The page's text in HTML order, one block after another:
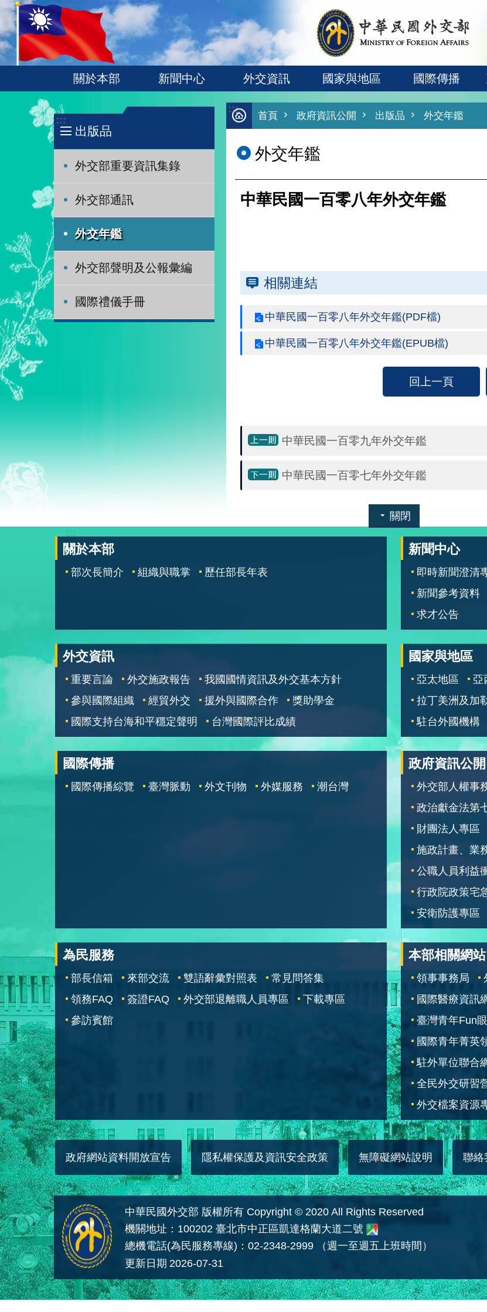
跳到主要內容區塊
:::
關於本部 新聞中心 外交資訊 國家與地區 國際傳播
:::
出版品
外交部重要資訊集錄
外交部通訊
外交年鑑
外交部聲明及公報彙編
國際禮儀手冊
:::
首頁 政府資訊公開 出版品 外交年鑑
外交年鑑
中華民國一百零八年外交年鑑
相關連結
中華民國一百零八年外交年鑑(PDF檔)
中華民國一百零八年外交年鑑(EPUB檔)
回上一頁
中華民國一百零九年外交年鑑
中華民國一百零七年外交年鑑
關閉
:::
關於本部
部次長簡介 組織與職掌 歷任部長年表
新聞中心
即時新聞澄清
新聞參考資料
求才公告
外交資訊
重要言論 外交施政報告
我國國情資訊及外交基本方針
參與國際組織
經貿外交 援外與國際合作
獎助學金
國際支持台海和平穩定聲明
台灣國際評比成績
國家與地區
亞太地區 亞
拉丁美洲及加
駐台外國機構
國際傳播
國際傳播綜覽 臺灣脈動 外文刊物 外媒服務 潮台灣
政府資訊公開
外交部人權事
政治獻金法第
財團法人專區
施政計畫、業
公職人員利益
行政院政策宅
安衛防護專區
為民服務
部長信箱 來部交流 雙語辭彙對照表
常見問答集
領務FAQ
簽證FAQ 外交部退離職人員專區
下載專區
參訪賓館
本部相關網站
領事事務局
國際醫療資訊
臺灣青年Fun
國際青年菁英
駐外單位聯合
全民外交研習
外交檔案資源
政府網站資料開放宣告 隱私權保護及資訊安全政策 無障礙網站說明 聯絡
中華民國外交部 版權所有 Copyright © 2020 All Rights Reserved
機關地址：100202 臺北市中正區凱達格蘭大道二號
總機電話(為民服務專線)：02-2348-2999 （週一至週五上班時間）
更新日期 2026-07-31